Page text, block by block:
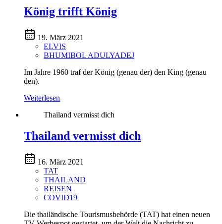
König trifft König
19. März 2021
ELVIS
BHUMIBOL ADULYADEJ
Im Jahre 1960 traf der König (genau der) den King (genau
den).
Weiterlesen
Thailand vermisst dich
Thailand vermisst dich
16. März 2021
TAT
THAILAND
REISEN
COVID19
Die thailändische Tourismusbehörde (TAT) hat einen neuen